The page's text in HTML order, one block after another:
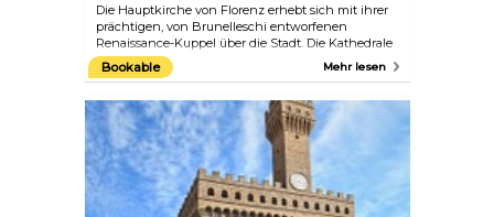
Die Hauptkirche von Florenz erhebt sich mit ihrer
prächtigen, von Brunelleschi entworfenen
Renaissance-Kuppel über die Stadt. Die Kathedrale
wurde auf den Ruinen der Kirche Santa Reparata
aus dem 7. Jahrhundert errichtet. Auf der rechten
während das Baptisterium San Giovanni
gegenüber dem Eingang der Kathedrale steht.
Dieses bemerkenswerte historische Wahrzeichen
kann als Zusammenfassung der gesamten Stadt
betrachtet werden, da hier die größten Künstler der
glorreichen italienischen Renaissance
zusammenkamen.
Bookable Mehr lesen